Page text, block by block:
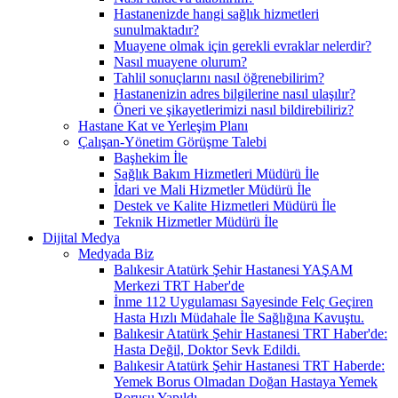
Hastanenizde hangi sağlık hizmetleri
sunulmaktadır?
Muayene olmak için gerekli evraklar nelerdir?
Nasıl muayene olurum?
Tahlil sonuçlarını nasıl öğrenebilirim?
Hastanenizin adres bilgilerine nasıl ulaşılır?
Öneri ve şikayetlerimizi nasıl bildirebiliriz?
Hastane Kat ve Yerleşim Planı
Çalışan-Yönetim Görüşme Talebi
Başhekim İle
Sağlık Bakım Hizmetleri Müdürü İle
İdari ve Mali Hizmetler Müdürü İle
Destek ve Kalite Hizmetleri Müdürü İle
Teknik Hizmetler Müdürü İle
Dijital Medya
Medyada Biz
Balıkesir Atatürk Şehir Hastanesi YAŞAM
Merkezi TRT Haber'de
İnme 112 Uygulaması Sayesinde Felç Geçiren
Hasta Hızlı Müdahale İle Sağlığına Kavuştu.
Balıkesir Atatürk Şehir Hastanesi TRT Haber'de:
Hasta Değil, Doktor Sevk Edildi.
Balıkesir Atatürk Şehir Hastanesi TRT Haberde:
Yemek Borus Olmadan Doğan Hastaya Yemek